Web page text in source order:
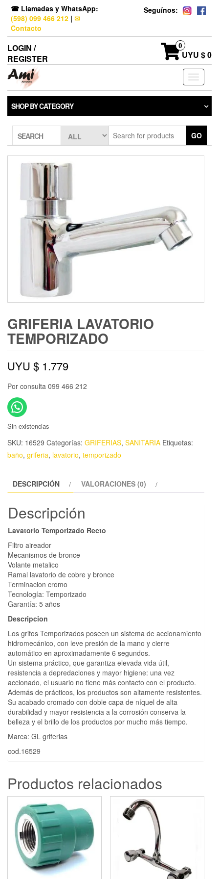
☎ Llamadas y WhatsApp:
(598) 099 466 212 | ✉
Contacto
Seguínos:
LOGIN /
REGISTER
0
UYU $ 0
Toggle
SHOP BY CATEGORY
SEARCH GO
GRIFERIA LAVATORIO
TEMPORIZADO
UYU $ 1.779
Por consulta 099 466 212
Sin existencias
SKU: 16529 Categorías: GRIFERIAS, SANITARIA Etiquetas:
baño, griferia, lavatorio, temporizado
DESCRIPCIÓN VALORACIONES (0)
Descripción
Lavatorio Temporizado Recto
Filtro aireador
Mecanismos de bronce
Volante metalico
Ramal lavatorio de cobre y bronce
Terminacion cromo
Tecnología: Temporizado
Garantía: 5 años
Descripcion
Los grifos Temporizados poseen un sistema de accionamiento
hidromecánico, con leve presión de la mano y cierre
automático en aproximadamente 6 segundos.
Un sistema práctico, que garantiza elevada vida útil,
resistencia a depredaciones y mayor higiene: una vez
accionado, el usuario no tiene más contacto con el producto.
Además de prácticos, los productos son altamente resistentes.
Su acabado cromado con doble capa de níquel de alta
durabilidad y mayor resistencia a la corrosión conserva la
belleza y el brillo de los productos por mucho más tiempo.
Marca: GL griferias
cod.16529
Productos relacionados